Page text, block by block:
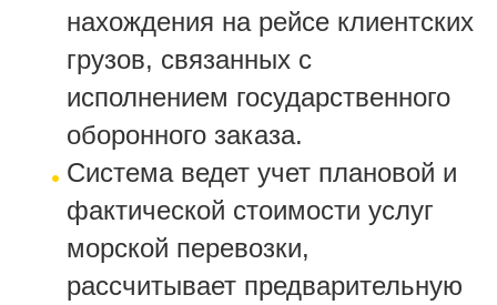
нахождения на рейсе клиентских
грузов, связанных с
исполнением государственного
оборонного заказа.
Система ведет учет плановой и
фактической стоимости услуг
морской перевозки,
рассчитывает предварительную